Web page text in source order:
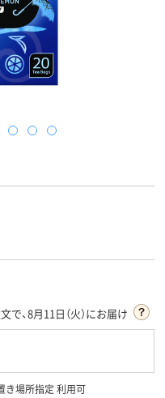
で、8月11日（火）にお届け
き場所指定 利用可